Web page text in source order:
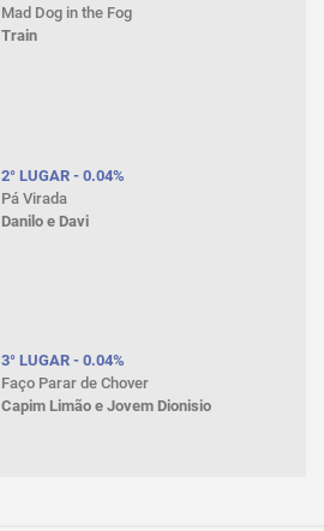
Mad Dog in the Fog
Train
2° LUGAR - 0.04%
Pá Virada
Danilo e Davi
3° LUGAR - 0.04%
Faço Parar de Chover
Capim Limão e Jovem Dionisio